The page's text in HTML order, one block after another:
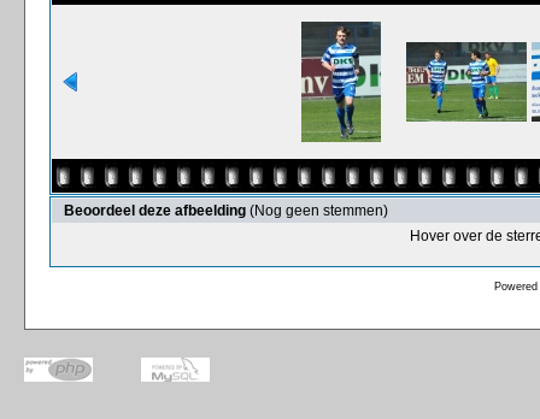
Beoordeel deze afbeelding (Nog geen stemmen)
Hover over de